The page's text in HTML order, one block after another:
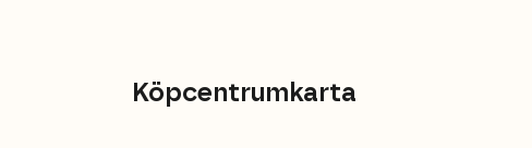
Köpcentrumkarta